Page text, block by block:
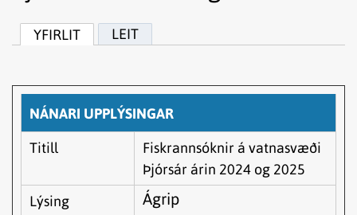
YFIRLIT LEIT
NÁNARI UPPLÝSINGAR
Titill
Fiskrannsóknir á vatnasvæði
Þjórsár árin 2024 og 2025
Lýsing
Ágrip